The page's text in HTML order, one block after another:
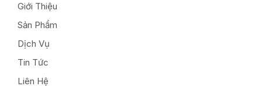
Giới Thiệu
Sản Phẩm
Dịch Vụ
Tin Tức
Liên Hệ